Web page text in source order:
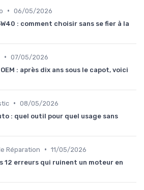
• 06/05/2026
: comment choisir sans se fier à la
• 07/05/2026
: après dix ans sous le capot, voici
• 08/05/2026
: quel outil pour quel usage sans
Réparation • 11/05/2026
12 erreurs qui ruinent un moteur en